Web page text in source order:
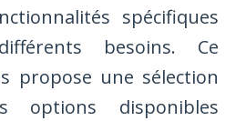
spécifiques
besoins. Ce
propose une sélection
options disponibles